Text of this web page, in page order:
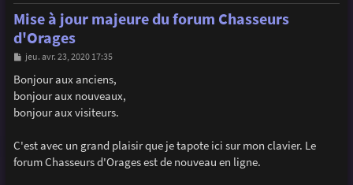
h
Mise à jour majeure du forum Chasseurs
d'Orages
M
s
s
a
e
jeu. avr. 23, 2020 17:35
Bonjour aux anciens,
bonjour aux nouveaux,
bonjour aux visiteurs.
C'est avec un grand plaisir que je tapote ici sur mon clavier. Le
forum Chasseurs d'Orages est de nouveau en ligne.